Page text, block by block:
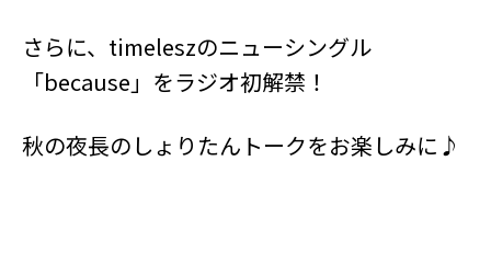
さらに、timeleszのニューシングル
「because」をラジオ初解禁！
秋の夜長のしょりたんトークをお楽しみに♪